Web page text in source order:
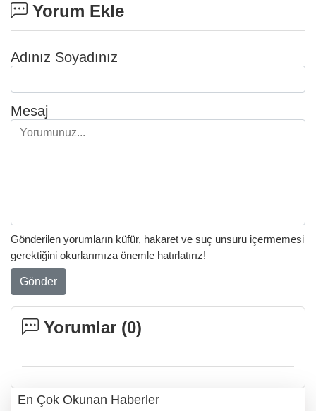
Yorum Ekle
Adınız Soyadınız
Mesaj
Gönderilen yorumların küfür, hakaret ve suç unsuru içermemesi
gerektiğini okurlarımıza önemle hatırlatırız!
Gönder
Yorumlar (0)
En Çok Okunan Haberler